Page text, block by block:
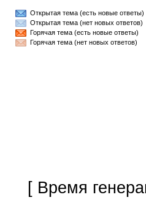
Открытая тема (есть новые ответы)
Открытая тема (нет новых ответов)
Горячая тема (есть новые ответы)
Горячая тема (нет новых ответов)
[ Время